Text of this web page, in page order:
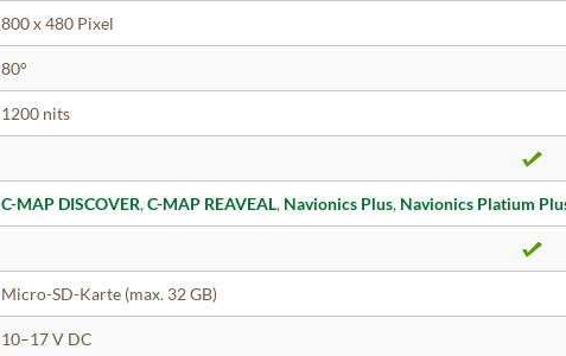
800 x 480 Pixel
80°
1200 nits
C-MAP DISCOVER,C-MAP REAVEAL, Navionics Plus, Navionics Platium
Micro-SD-Karte (max. 32 GB)
10–17 V DC